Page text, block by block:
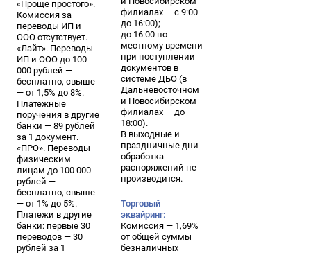
«Проще простого».
Комиссия за
переводы ИП и
ООО отсутствует.
«Лайт». Переводы
ИП и ООО до 100
000 рублей —
бесплатно, свыше
— от 1,5% до 8%.
Платежные
поручения в другие
банки — 89 рублей
за 1 документ.
«ПРО». Переводы
физическим
лицам до 100 000
рублей —
бесплатно, свыше
— от 1% до 5%.
Платежи в другие
банки: первые 30
переводов — 30
рублей за 1
филиалах — с 9:00
до 16:00);
до 16:00 по
местному времени
при поступлении
документов в
системе ДБО (в
Дальневосточном
и Новосибирском
филиалах — до
18:00).
В выходные и
праздничные дни
обработка
распоряжений не
производится.
Торговый
эквайринг:
Комиссия — 1,69%
от общей суммы
безналичных